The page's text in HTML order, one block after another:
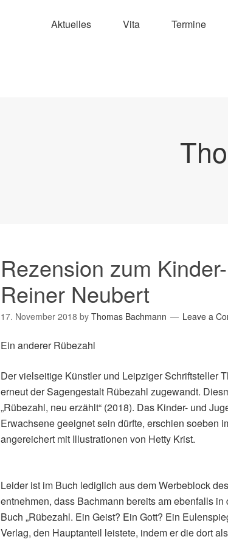
Aktuelles Vita Termine
Rezension zum
Reiner Neubert
17. November 2018 by Thomas Bachmann Leave a
Ein anderer Rübezahl
Der vielseitige Künstler und Leipziger Schriftsteller
erneut der Sagengestalt Rübezahl zugewandt.
„Rübezahl, neu erzählt“ (2018). Das Kinder- und
Erwachsene geeignet sein dürfte, erschien soeben
angereichert mit Illustrationen von Hetty Krist.
Leider ist im Buch lediglich aus dem Werbeblock
entnehmen, dass Bachmann bereits am ebenfalls
Buch „Rübezahl. Ein Geist? Ein Gott? Ein
Verlag, den Hauptanteil leistete, indem er die dort